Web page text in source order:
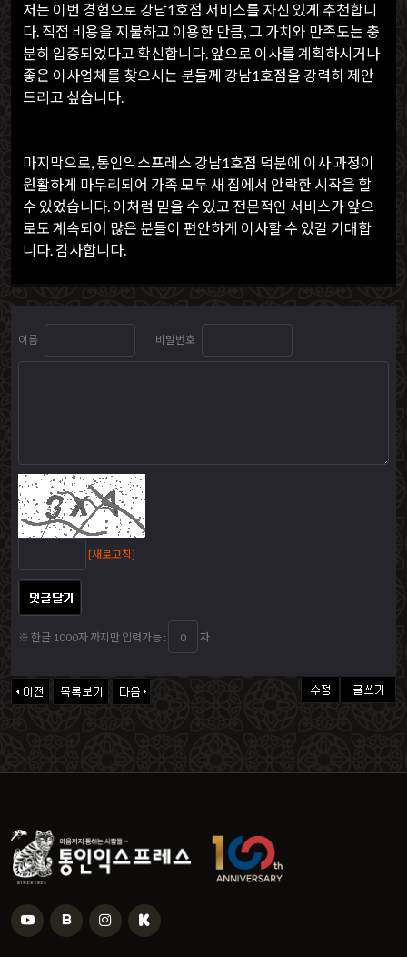
저는 이번 경험으로 강남1호점 서비스를 자신 있게 추천합니
다. 직접 비용을 지불하고 이용한 만큼, 그 가치와 만족도는 충
분히 입증되었다고 확신합니다. 앞으로 이사를 계획하시거나
좋은 이사업체를 찾으시는 분들께 강남1호점을 강력히 제안
드리고 싶습니다.
마지막으로, 통인익스프레스 강남1호점 덕분에 이사 과정이
원활하게 마무리되어 가족 모두 새 집에서 안락한 시작을 할
수 있었습니다. 이처럼 믿을 수 있고 전문적인 서비스가 앞으
로도 계속되어 많은 분들이 편안하게 이사할 수 있길 기대합
니다. 감사합니다.
이름 비밀번호
[새로고침]
※ 한글 1000자 까지만 입력가능 : 자